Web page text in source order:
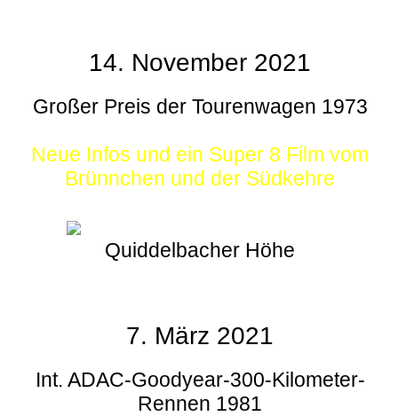
14. November 2021
Großer Preis der Tourenwagen 1973
Neue Infos und ein Super 8 Film vom
Brünnchen und der Südkehre
Quiddelbacher Höhe
7. März 2021
Int. ADAC-Goodyear-300-Kilometer-
Rennen 1981